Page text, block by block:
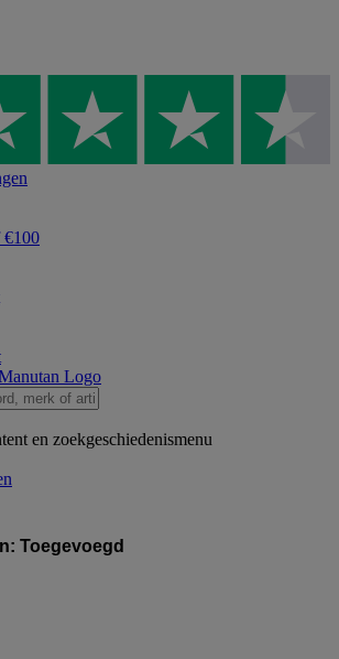
€100
en zoekgeschiedenismenu
Toegevoegd